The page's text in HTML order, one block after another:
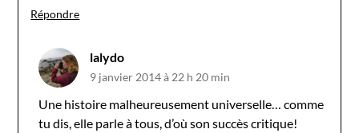
Répondre
lalydo
9 janvier 2014 à 22 h 20 min
Une histoire malheureusement universelle… comme
tu dis, elle parle à tous, d’où son succès critique!